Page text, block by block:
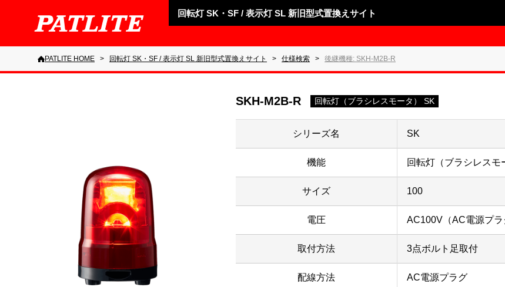
回転灯 SK・SF / 表示灯 SL 新旧型式置換えサイト
PATLITE HOME 回転灯 SK・SF / 表示灯 SL 新旧型式置換えサイト 仕様検索 後継機種: SKH-M2B-R
SKH-M2B-R 回転灯（ブラシレスモータ） SK
シリーズ名 SK
機能 回転灯（ブラシレスモ
サイズ 100
電圧 AC100V（AC電源プラ
取付方法 3点ボルト足取付
配線方法 AC電源プラグ